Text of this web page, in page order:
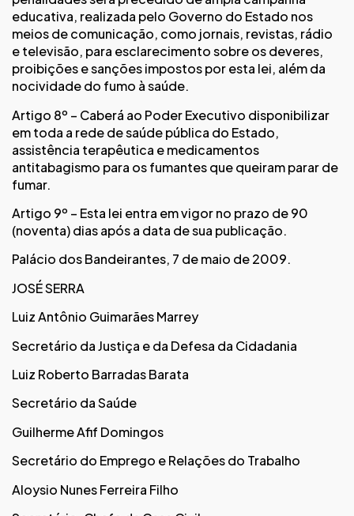
educativa, realizada pelo Governo do Estado nos
meios de comunicação, como jornais, revistas, rádio
e televisão, para esclarecimento sobre os deveres,
proibições e sanções impostos por esta lei, além da
nocividade do fumo à saúde.
Artigo 8º – Caberá ao Poder Executivo disponibilizar
em toda a rede de saúde pública do Estado,
assistência terapêutica e medicamentos
antitabagismo para os fumantes que queiram parar de
fumar.
Artigo 9º – Esta lei entra em vigor no prazo de 90
(noventa) dias após a data de sua publicação.
Palácio dos Bandeirantes, 7 de maio de 2009.
JOSÉ SERRA
Luiz Antônio Guimarães Marrey
Secretário da Justiça e da Defesa da Cidadania
Luiz Roberto Barradas Barata
Secretário da Saúde
Guilherme Afif Domingos
Secretário do Emprego e Relações do Trabalho
Aloysio Nunes Ferreira Filho